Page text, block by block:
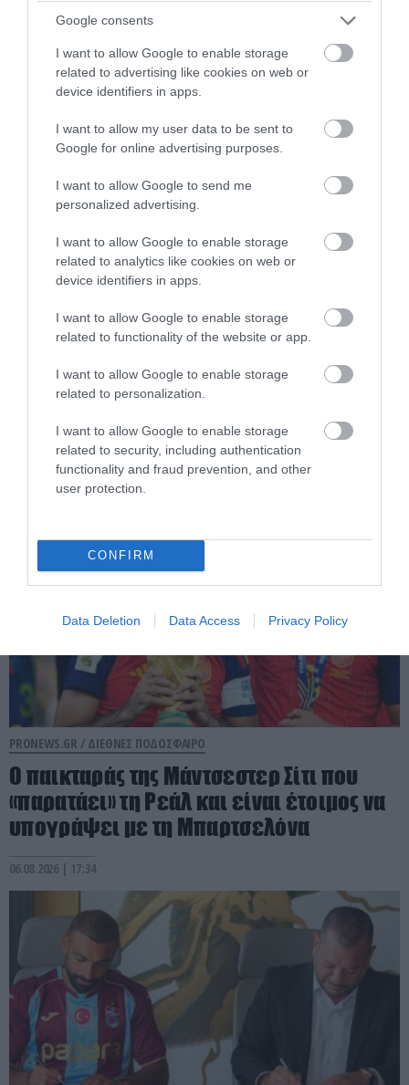
Google consents
I want to allow Google to enable storage
related to advertising like cookies on web or
device identifiers in apps.
I want to allow my user data to be sent to
Google for online advertising purposes.
I want to allow Google to send me
personalized advertising.
I want to allow Google to enable storage
related to analytics like cookies on web or
device identifiers in apps.
I want to allow Google to enable storage
related to functionality of the website or app.
I want to allow Google to enable storage
related to personalization.
I want to allow Google to enable storage
related to security, including authentication
functionality and fraud prevention, and other
user protection.
CONFIRM
Data Deletion Data Access Privacy Policy
και η Μαν.Σίτι τα «σκάει» χοντρά για τον
18χρονο αντικαταστάτη του (φωτο)
07.08.2026 | 17:11
PRONEWS.GR /ΔΙΕΘΝΕΣ ΠΟΔΟΣΦΑΙΡΟ
Από το κακό στο χειρότερο ο Ι.Τόνεϊ:
Έριξε κουτουλιά σε θαμώνα μπαρ που
φωτογραφία
07.08.2026 | 16:21
PRONEWS.GR / ΔΙΕΘΝΕΣ ΠΟΔΟΣΦΑΙΡΟ
Ο παικταράς της Μάντσεστερ Σίτι που
«παρατάει» τη Ρεάλ και είναι έτοιμος να
υπογράψει με τη Μπαρτσελόνα
06.08.2026 | 17:34